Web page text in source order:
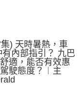
) 天時暑熱，車
內部指引？ 九巴
適，能否有效惠
駛態度？︱主